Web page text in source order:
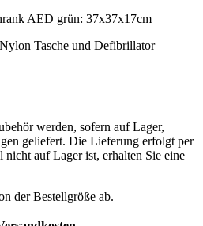
AED grün: 37x37x17cm
Tasche und Defibrillator
werden, sofern auf Lager,
geliefert. Die Lieferung erfolgt per
auf Lager ist, erhalten Sie eine
der Bestellgröße ab.